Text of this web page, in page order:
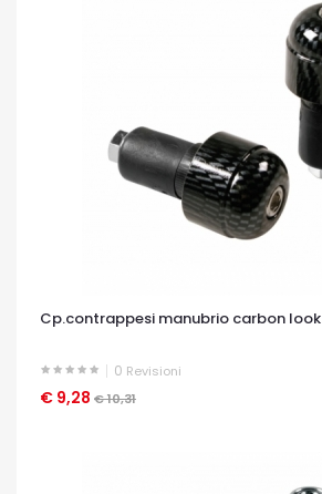
Cp.contrappesi manubrio carbon look
0 Revisioni
€ 9,28 € 10,31
OCCHIATA VELOCE